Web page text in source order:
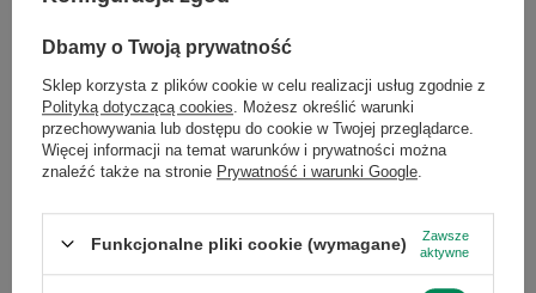
Chcesz się w czymś upewnić lub
masz dodatkowe pytanie?
Skorzystaj z naszej pomocy!
+48 796 758 658
Zapytaj o ten produkt
Dbamy o Twoją prywatność
Sklep korzysta z plików cookie w celu realizacji usług zgodnie z
Polityką dotyczącą cookies . Możesz określić warunki
przechowywania lub dostępu do cookie w Twojej przeglądarce.
Więcej informacji na temat warunków i prywatności można
znaleźć także na stronie Prywatność i warunki Google
Funkcjonalne pliki cookie (wymagane)
Zawsze
aktywne